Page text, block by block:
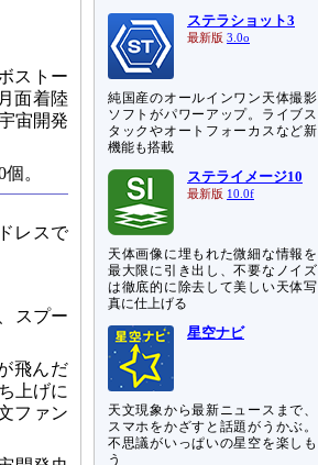
ストー
面着陸
宙開発
。
レスで
スプー
飛んだ
上げに
ファン
ステラショット3
最新版 3.0o
純国産のオールインワン天体撮影
ソフトがパワーアップ。ライブス
タックやオートフォーカスなど新
機能も搭載
ステライメージ10
最新版 10.0f
天体画像に埋もれた微細な情報を
最大限に引き出し、不要なノイズ
は徹底的に除去して美しい天体写
真に仕上げる
星空ナビ
天文現象から最新ニュースまで、
スマホをかざすと話題がうかぶ。
不思議がいっぱいの星空を楽しも
う